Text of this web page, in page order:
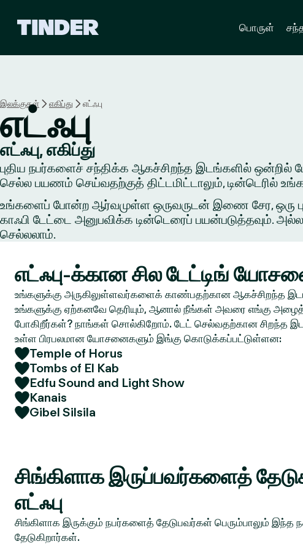
பொருள்
இலக்குகள் எகிப்து எட்ஃபு
எட்ஃபு
எட்ஃபு, எகிப்து
புதிய நபர்களைச் சந்திக்க ஆகச்சிறந்த இடங்களில் ஒன்றில்
செல்ல பயணம் செய்வதற்குத் திட்டமிட்டாலும், டின்டெரில்
உங்களைப் போன்ற ஆர்வமுள்ள ஒருவருடன் இணை சேர, ஒரு
காஃபி டேட்டை அனுபவிக்க டின்டெரைப் பயன்படுத்தவும்.
செல்லலாம்.
எட்ஃபு-க்கான சில டேட்டிங்
உங்களுக்கு அருகிலுள்ளவர்களைக் காண்பதற்கான ஆகச்சிறந்த
உங்களுக்கு ஏற்கனவே தெரியும், ஆனால் நீங்கள் அவரை எங்கு
போகிறீர்கள்? நாங்கள் சொல்கிறோம். டேட் செல்வதற்கான சிறந்த
உள்ள பிரபலமான யோசனைகளும் இங்கு கொடுக்கப்பட்டுள்ளன:
Temple of Horus
Tombs of El Kab
Edfu Sound and Light Show
Kanais
Gibel Silsila
சிங்கிளாக இருப்பவர்களைத்
எட்ஃபு
சிங்கிளாக இருக்கும் நபர்களைத் தேடுபவர்கள் பெரும்பாலும் இந்த
தேடுகிறார்கள்.